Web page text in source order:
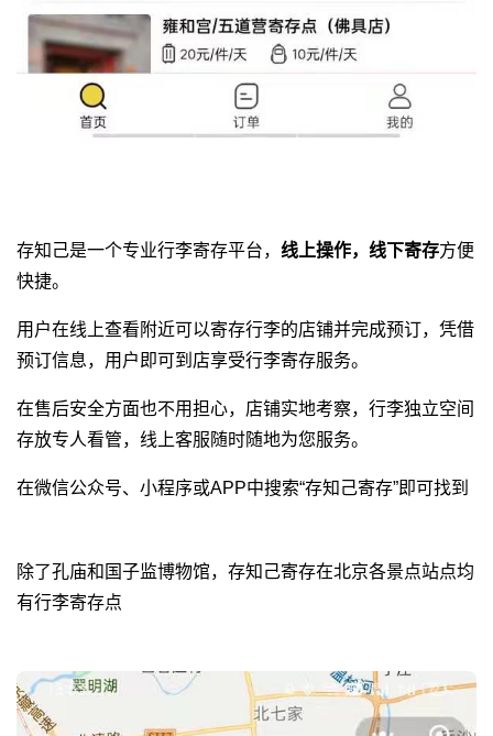
存知己是一个专业行李寄存平台， 线上操作，线下寄存方便
快捷。
用户在线上查看附近可以寄存行李的店铺并完成预订，凭借
预订信息，用户即可到店享受行李寄存服务。
在售后安全方面也不用担心，店铺实地考察，行李独立空间
存放专人看管，线上客服随时随地为您服务。
在微信公众号、小程序或APP中搜索“存知己寄存”即可找到
除了孔庙和国子监博物馆，存知己寄存在北京各景点站点均
有行李寄存点